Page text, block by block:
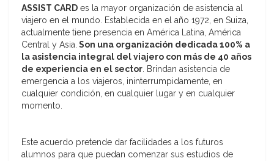
ASSIST CARD es la mayor organización de asistencia al
viajero en el mundo. Establecida en el año 1972, en Suiza,
actualmente tiene presencia en América Latina, América
Central y Asia. Son una organización dedicada 100% a
la asistencia integral del viajero con más de 40 años
de experiencia en el sector. Brindan asistencia de
emergencia a los viajeros, ininterrumpidamente, en
cualquier condición, en cualquier lugar y en cualquier
momento.
Este acuerdo pretende dar facilidades a los futuros
alumnos para que puedan comenzar sus estudios de